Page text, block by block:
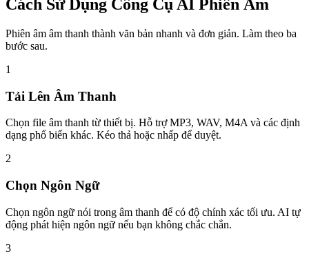
Cách Sử Dụng Công Cụ AI Phiên Âm
Phiên âm âm thanh thành văn bản nhanh và đơn giản. Làm theo ba
bước sau.
1
Tải Lên Âm Thanh
Chọn file âm thanh từ thiết bị. Hỗ trợ MP3, WAV, M4A và các định
dạng phổ biến khác. Kéo thả hoặc nhấp để duyệt.
2
Chọn Ngôn Ngữ
Chọn ngôn ngữ nói trong âm thanh để có độ chính xác tối ưu. AI tự
động phát hiện ngôn ngữ nếu bạn không chắc chắn.
3